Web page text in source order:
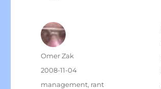
Author
Omer Zak
Posted
2008-11-04
Categories
management, rant